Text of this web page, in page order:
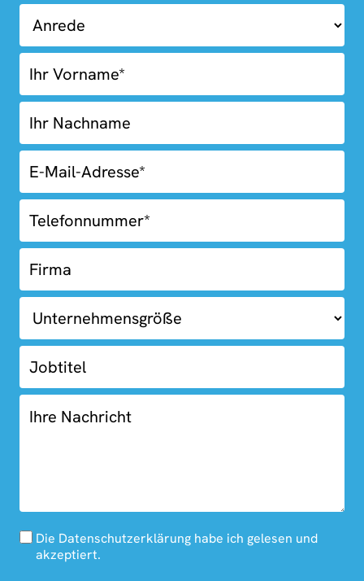
01.03-
Kostenlose
Erstberatung
Blue
Box
Fooder
Die Datenschutzerklärung habe ich gelesen und
akzeptiert.